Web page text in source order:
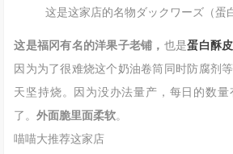
这是这家店的名物ダックワーズ（蛋
这是福冈有名的洋果子老铺， 也是蛋白酥
因为为了很难烧这个奶油卷筒同时防腐剂
天坚持烧。因为没办法量产， 每日的数量
了。外面脆里面柔软。
喵喵大推荐这家店